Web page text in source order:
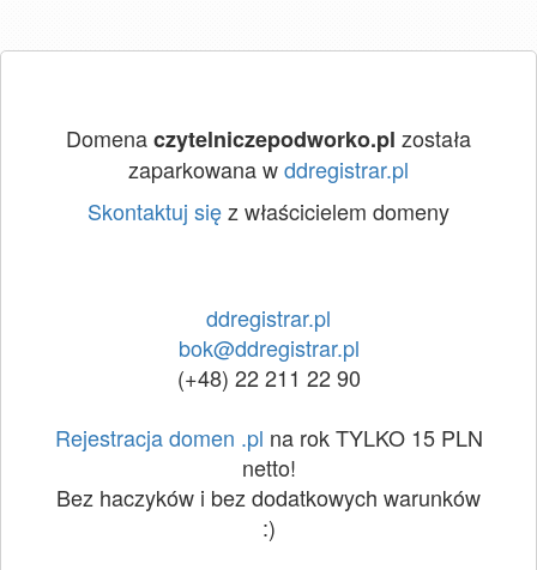
Domenaczytelniczepodworko.pl została
zaparkowana wddregistrar.pl
Skontaktuj sięz właścicielem domeny
ddregistrar.pl
bok@ddregistrar.pl
(+48) 22 211 22 90
Rejestracja domen .pl na rok TYLKO 15 PLN
netto!
Bez haczyków i bez dodatkowych warunków
:)